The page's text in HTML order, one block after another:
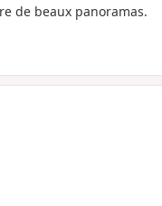
de beaux panoramas.